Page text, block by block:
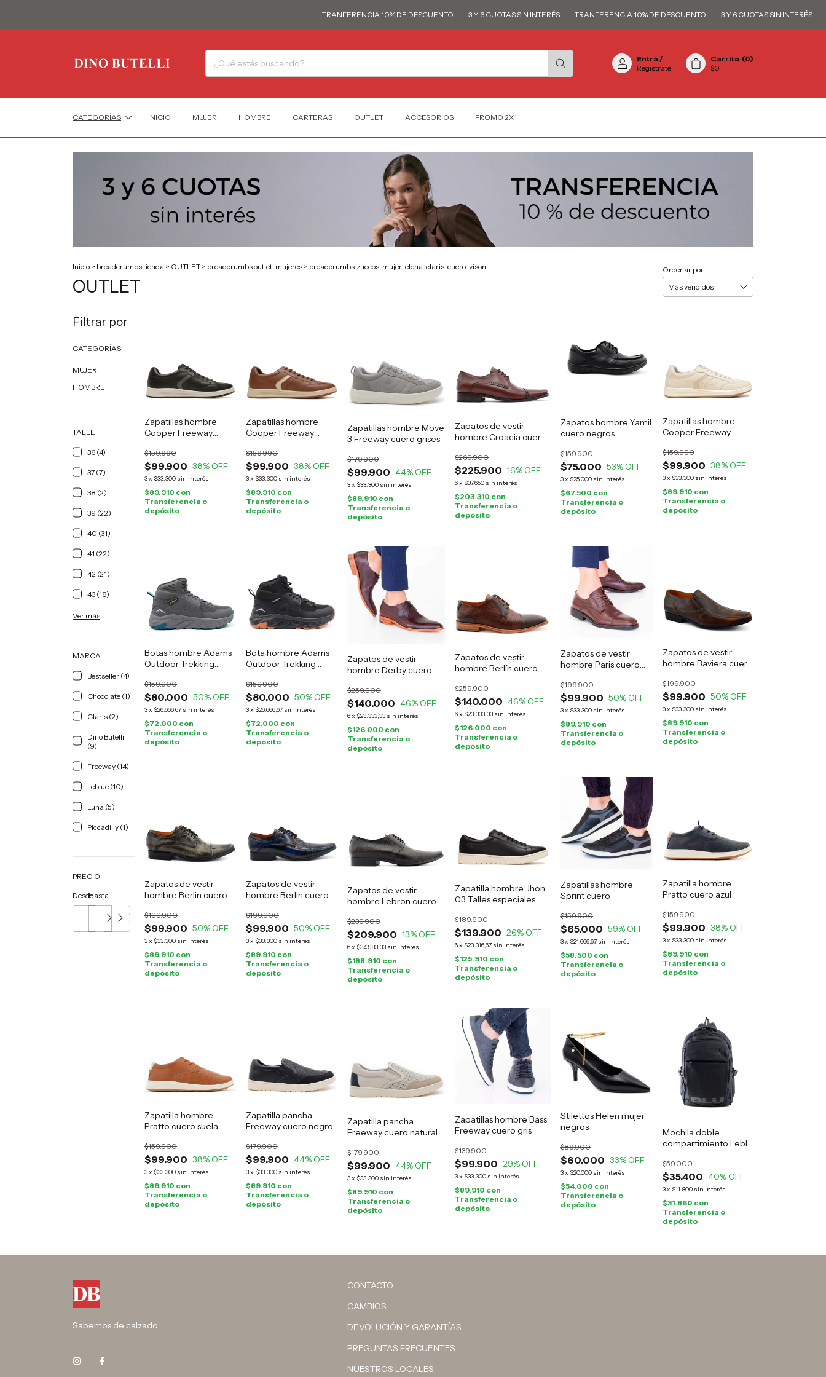
TRANFERENCIA 10% DE DESCUENTO 3 Y 6 CUOTAS SIN INTERÉS TRANFERENCIA 10% DE DESCUENTO 3 Y 6 CUOTAS SIN INTERÉS
Entrá /
Registráte
Carrito (0)
$0
CATEGORÍAS INICIO MUJER HOMBRE CARTERAS OUTLET ACCESORIOS PROMO 2X1
Inicio > breadcrumbs.tienda > OUTLET > breadcrumbs.outlet-mujeres > breadcrumbs.zuecos-mujer-elena-claris-cuero-vison
OUTLET
Ordenar por
Filtrar por
CATEGORÍAS
MUJER
HOMBRE
TALLE
36 (4)
37 (7)
38 (2)
39 (22)
40 (31)
41 (22)
42 (21)
43 (18)
Ver más
MARCA
Bestseller (4)
Chocolate (1)
Claris (2)
Dino Butelli
(9)
Freeway (14)
Leblue (10)
Luna (5)
Piccadilly (1)
PRECIO
DesdeHasta
Zapatillas hombre
Cooper Freeway
$99.900
$159.990
38% OFF
3x $33.300 sin interés
$89.910 con
Transferencia o
depósito
Zapatillas hombre
Cooper Freeway
$99.900
$159.990
38% OFF
3x $33.300 sin interés
$89.910 con
Transferencia o
depósito
Zapatillas hombre Move
3 Freeway cuero grises
$99.900
$179.900
44% OFF
3x $33.300 sin interés
$89.910 con
Transferencia o
depósito
Zapatos de vestir
hombre Croacia cuero
$225.900
$269.900
16% OFF
6x $37.650 sin interés
$203.310 con
Transferencia o
depósito
Zapatos hombre Yamil
cuero negros
$75.000
$159.900
53% OFF
3x $25.000 sin interés
$67.500 con
Transferencia o
depósito
Zapatillas hombre
Cooper Freeway
$99.900
$159.990
38% OFF
3x $33.300 sin interés
$89.910 con
Transferencia o
depósito
Botas hombre Adams
Outdoor Trekking
$80.000
$159.900
50% OFF
3x $26.666,67 sin interés
$72.000 con
Transferencia o
depósito
Bota hombre Adams
Outdoor Trekking
$80.000
$159.900
50% OFF
3x $26.666,67 sin interés
$72.000 con
Transferencia o
depósito
Zapatos de vestir
hombre Derby cuero
$140.000
$259.900
46% OFF
6x $23.333,33 sin interés
$126.000 con
Transferencia o
depósito
Zapatos de vestir
hombre Berlín cuero
$140.000
$259.900
46% OFF
6x $23.333,33 sin interés
$126.000 con
Transferencia o
depósito
Zapatos de vestir
hombre Paris cuero
$99.900
$199.900
50% OFF
3x $33.300 sin interés
$89.910 con
Transferencia o
depósito
Zapatos de vestir
hombre Baviera cuero
$99.900
$199.900
50% OFF
3x $33.300 sin interés
$89.910 con
Transferencia o
depósito
Zapatos de vestir
hombre Berlin cuero
$99.900
$199.900
50% OFF
3x $33.300 sin interés
$89.910 con
Transferencia o
depósito
Zapatos de vestir
hombre Berlin cuero
$99.900
$199.900
50% OFF
3x $33.300 sin interés
$89.910 con
Transferencia o
depósito
Zapatos de vestir
hombre Lebron cuero
$209.900
$239.900
13% OFF
6x $34.983,33 sin interés
$188.910 con
Transferencia o
depósito
Zapatilla hombre Jhon
03 Talles especiales
$139.900
$189.900
26% OFF
6x $23.316,67 sin interés
$125.910 con
Transferencia o
depósito
Zapatillas hombre
Sprint cuero
$65.000
$159.900
59% OFF
3x $21.666,67 sin interés
$58.500 con
Transferencia o
depósito
Zapatilla hombre
Pratto cuero azul
$99.900
$159.900
38% OFF
3x $33.300 sin interés
$89.910 con
Transferencia o
depósito
Zapatilla hombre
Pratto cuero suela
$99.900
$159.900
38% OFF
3x $33.300 sin interés
$89.910 con
Transferencia o
depósito
Zapatilla pancha
Freeway cuero negro
$99.900
$179.900
44% OFF
3x $33.300 sin interés
$89.910 con
Transferencia o
depósito
Zapatilla pancha
Freeway cuero natural
$99.900
$179.900
44% OFF
3x $33.300 sin interés
$89.910 con
Transferencia o
depósito
Zapatillas hombre Bass
Freeway cuero gris
$99.900
$139.900
29% OFF
3x $33.300 sin interés
$89.910 con
Transferencia o
depósito
Stilettos Helen mujer
negros
$60.000
$89.900
33% OFF
3x $20.000 sin interés
$54.000 con
Transferencia o
depósito
Mochila doble
compartimiento Leblu
$35.400
$59.000
40% OFF
3x $11.800 sin interés
$31.860 con
Transferencia o
depósito
Sabemos de calzado.
CONTACTO
CAMBIOS
DEVOLUCIÓN Y GARANTÍAS
PREGUNTAS FRECUENTES
NUESTROS LOCALES